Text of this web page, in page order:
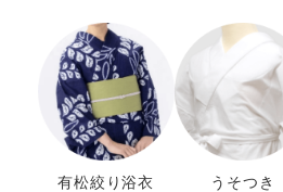
有松絞り浴衣
うそつき